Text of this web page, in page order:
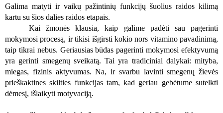
Galima matyti ir vaikų pažintinių funkcijų šuolius raidos kilimą
kartu su šios dalies raidos etapais.
Kai žmonės klausia, kaip galime padėti sau pagerinti
mokymosi procesą, ir tikisi išgirsti kokio nors vitamino pavadinimą,
taip tikrai nebus. Geriausias būdas pagerinti mokymosi efektyvumą
yra gerinti smegenų sveikatą. Tai yra tradiciniai dalykai: mityba,
miegas, fizinis aktyvumas. Na, ir svarbu lavinti smegenų žievės
prieškaktines skilties funkcijas tam, kad geriau gebėtume sutelkti
dėmesį, išlaikyti motyvaciją.